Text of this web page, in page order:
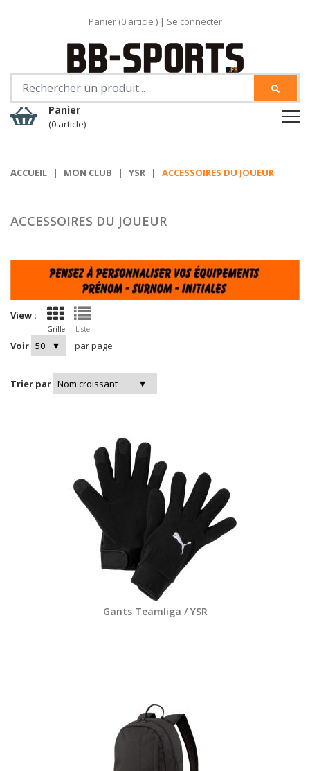
Panier (0article ) | Se connecter
Panier
(0 article)
ACCUEIL | MON CLUB | YSR | ACCESSOIRES DU JOUEUR
ACCESSOIRES DU JOUEUR
View :
Grille Liste
Voir par page
Trier par
Gants Teamliga / YSR